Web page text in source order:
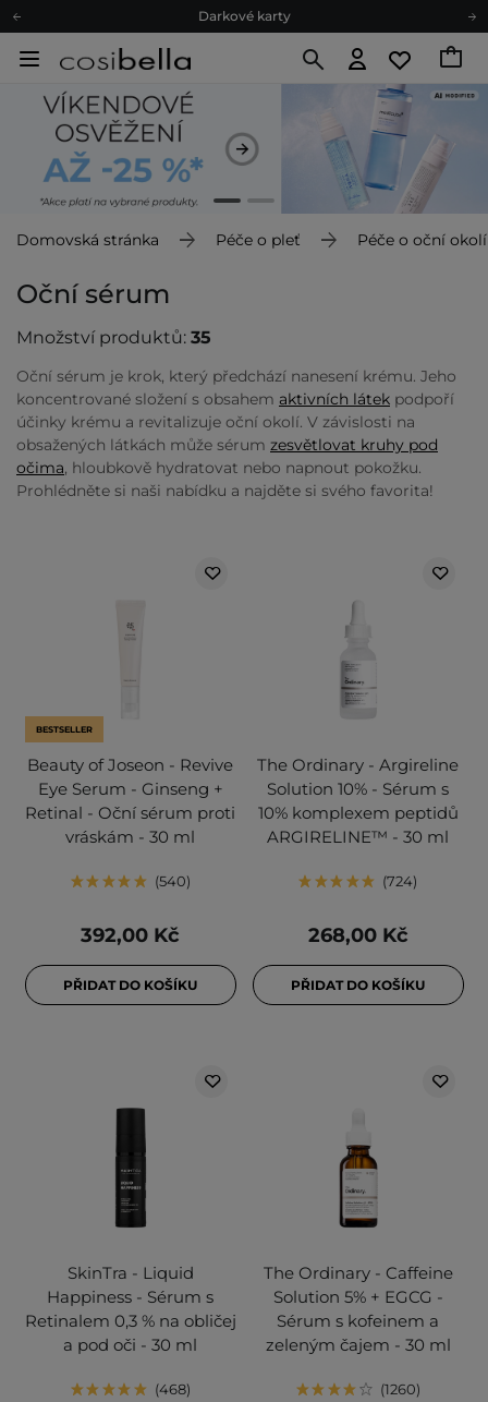
Ekologické balení
Doporučovací Program
Odeslání do 24 hod.
Ekologické balení
Domovská stránka Péče o pleť Péče o oční okolí
Oční sérum
Množství produktů: 35
Oční sérum je krok, který předchází nanesení krému. Jeho
koncentrované složení s obsahem aktivních látek podpoří
účinky krému a revitalizuje oční okolí. V závislosti na
obsažených látkách může sérum zesvětlovat kruhy pod
očima, hloubkově hydratovat nebo napnout pokožku.
Prohlédněte si naši nabídku a najděte si svého favorita!
BESTSELLER
Beauty of Joseon - Revive
Eye Serum - Ginseng +
Retinal - Oční sérum proti
vráskám - 30 ml
540
392,00 Kč
PŘIDAT DO KOŠÍKU
The Ordinary - Argireline
Solution 10% - Sérum s
10% komplexem peptidů
ARGIRELINE™ - 30 ml
724
268,00 Kč
PŘIDAT DO KOŠÍKU
SkinTra - Liquid
Happiness - Sérum s
Retinalem 0,3 % na obličej
a pod oči - 30 ml
468
The Ordinary - Caffeine
Solution 5% + EGCG -
Sérum s kofeinem a
zeleným čajem - 30 ml
1260